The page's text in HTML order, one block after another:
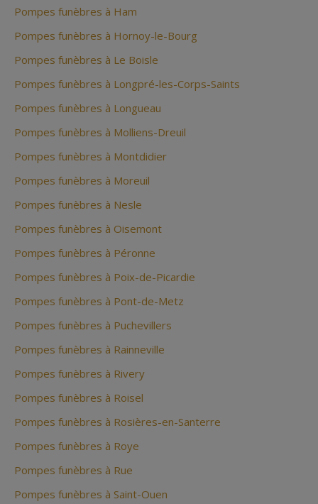
Pompes funèbres à Ham
Pompes funèbres à Hornoy-le-Bourg
Pompes funèbres à Le Boisle
Pompes funèbres à Longpré-les-Corps-Saints
Pompes funèbres à Longueau
Pompes funèbres à Molliens-Dreuil
Pompes funèbres à Montdidier
Pompes funèbres à Moreuil
Pompes funèbres à Nesle
Pompes funèbres à Oisemont
Pompes funèbres à Péronne
Pompes funèbres à Poix-de-Picardie
Pompes funèbres à Pont-de-Metz
Pompes funèbres à Puchevillers
Pompes funèbres à Rainneville
Pompes funèbres à Rivery
Pompes funèbres à Roisel
Pompes funèbres à Rosières-en-Santerre
Pompes funèbres à Roye
Pompes funèbres à Rue
Pompes funèbres à Saint-Ouen